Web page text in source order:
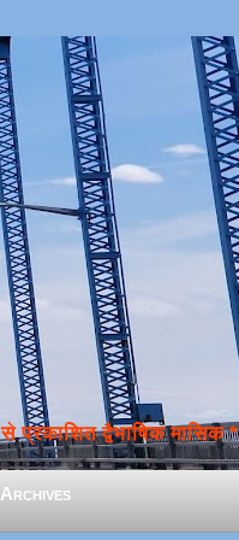
द्वैभाषिक मासिक *
Archives